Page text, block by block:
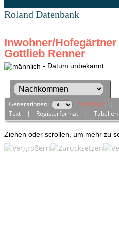
Roland Datenbank
Inwohner/
Gottlieb Renner
- Datum unbekannt
Generationen: Standard |
Text | Registerformat |Tabellen
Ziehen oder scrollen, um mehr zu